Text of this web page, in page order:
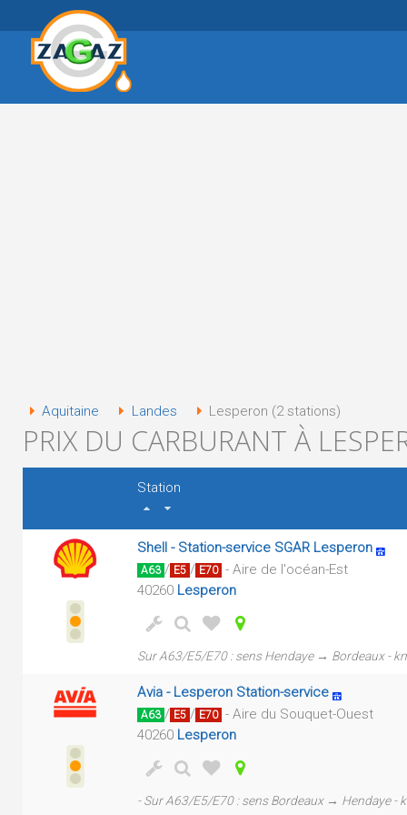
Aquitaine Landes Lesperon (2 stations)
PRIX DU CARBURANT À
Station
Shell - Station-service SGAR Lesperon
A63 / E5 / E70 - Aire de l'océan-Est
40260 Lesperon
Sur A63/E5/E70 : sens Hendaye → Bordeaux -
Avia - Lesperon Station-service
A63 / E5 / E70 - Aire du Souquet-Ouest
40260 Lesperon
- Sur A63/E5/E70 : sens Bordeaux → Hendaye -